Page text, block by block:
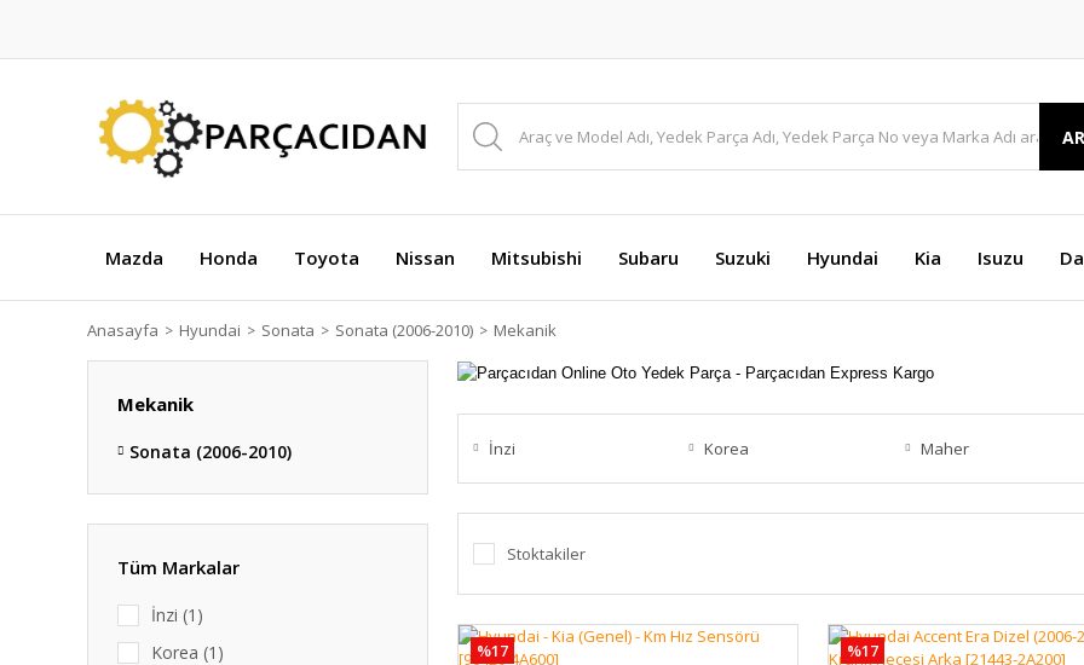
Mazda Honda Toyota Nissan Mitsubishi Subaru Suzuki Hyundai Kia Isuzu
Anasayfa Hyundai Sonata Sonata (2006-2010) Mekanik
Mekanik
Sonata (2006-2010)
Tüm Markalar
İnzi (1)
Korea (1)
İnzi Korea Maher
Stoktakiler
%17 %17